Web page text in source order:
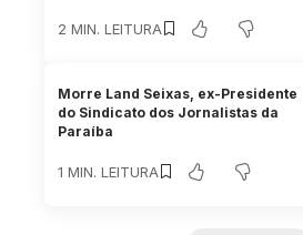
2 MIN. LEITURA
Morre Land Seixas, ex-Presidente
do Sindicato dos Jornalistas da
Paraíba
1 MIN. LEITURA